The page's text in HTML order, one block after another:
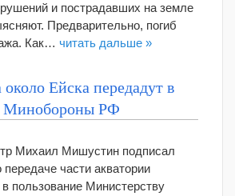
и пострадавших на земле
Предварительно, погиб
Как… читать дальше »
около Ейска передадут в
Минобороны РФ
Михаил Мишустин подписал
части акватории
пользование Министерству